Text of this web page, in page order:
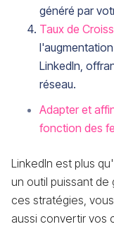
généré par
Taux de
LinkedIn,
réseau.
Adapter et
fonction des
LinkedIn est plus
un outil puissant
ces stratégies,
aussi convertir vos